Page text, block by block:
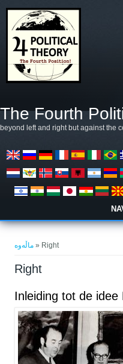
The Fourth
beyond left and right but against the
تۆ لێرەیت
ماڵەوە » Right
Right
Inleiding tot de